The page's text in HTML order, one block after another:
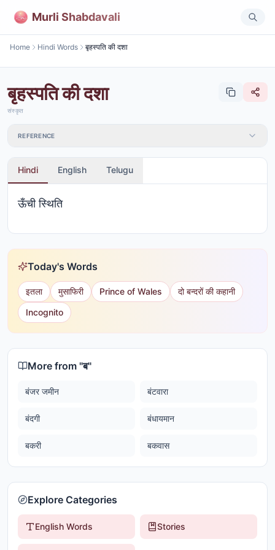
Murli Shabdavali
Home Hindi Words बृहस्पति की दशा
बृहस्पति की दशा
संस्कृत
REFERENCE
Hindi English Telugu
ऊँची स्थिति
Today's Words
इतला मुसाफिरी Prince of Wales
दो बन्दरों की कहानी
Incognito
More from "ब"
बंजर जमीन बंटवारा
बंदगी बंधायमान
बकरी बकवास
Explore Categories
English Words Stories